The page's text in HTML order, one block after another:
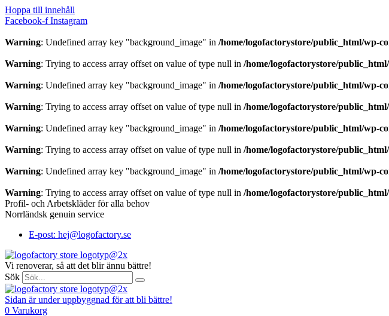
Hoppa till innehåll
Facebook-f Instagram
Warning: Undefined array key "background_image" in /home/logofactorystore/public_html/wp-
Warning: Trying to access array offset on value of type null in /home/logofactorystore/
Warning: Undefined array key "background_image" in /home/logofactorystore/public_html/wp-
Warning: Trying to access array offset on value of type null in /home/logofactorystore/
Warning: Undefined array key "background_image" in /home/logofactorystore/public_html/wp-
Warning: Trying to access array offset on value of type null in /home/logofactorystore/
Warning: Undefined array key "background_image" in /home/logofactorystore/public_html/wp-
Warning: Trying to access array offset on value of type null in /home/logofactorystore/
Profil- och Arbetskläder för alla behov
Norrländsk genuin service
E-post: hej@logofactory.se
Vi renoverar, så att det blir ännu bättre!
Sök
Sidan är under uppbyggnad för att bli bättre!
0 Varukorg